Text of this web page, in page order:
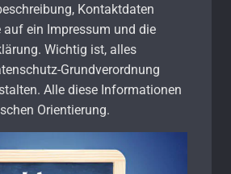
Kontaktdaten
auf ein Impressum und die
Wichtig ist, alles
Grundverordnung
Alle diese Informationen
Orientierung.